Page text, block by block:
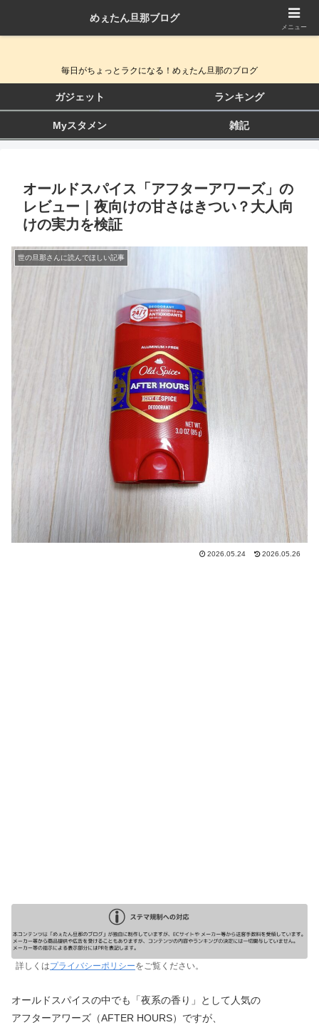
QOL向上ガジェット＆生活改善ブログ
毎日がちょっとラクになる！めぇたん旦那のブログ
ガジェット ランキング
Myスタメン 雑記
オールドスパイス「アフターアワーズ」の
レビュー｜夜向けの甘さはきつい？大人向
けの実力を検証
世の旦那さんに読んでほしい記事
2026.05.24 2026.05.26
詳しくはプライバシーポリシーをご覧ください。
オールドスパイスの中でも「夜系の香り」として人気の
アフターアワーズ（AFTER HOURS）ですが、
めぇたん旦那ブログ
メニュー